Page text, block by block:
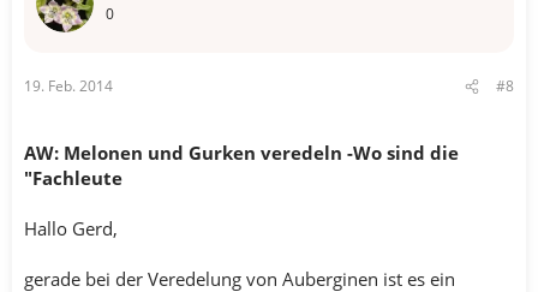
0
19. Feb. 2014 #8
AW: Melonen und Gurken veredeln -Wo sind die
"Fachleute
Hallo Gerd,
gerade bei der Veredelung von Auberginen ist es ein